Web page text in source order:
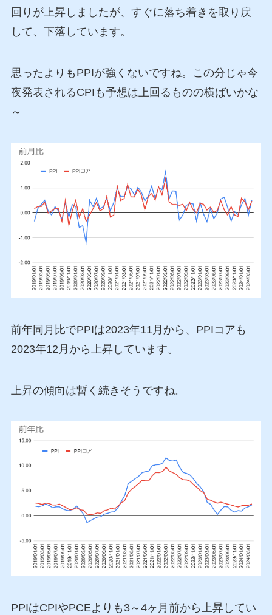
回りが上昇しましたが、すぐに落ち着きを取り戻
して、下落しています。
思ったよりもPPIが強くないですね。この分じゃ今
夜発表されるCPIも予想は上回るものの横ばいかな
～
前年同月比でPPIは2023年11月から、PPIコアも
2023年12月から上昇しています。
上昇の傾向は暫く続きそうですね。
PPIはCPIやPCEよりも3～4ヶ月前から上昇してい